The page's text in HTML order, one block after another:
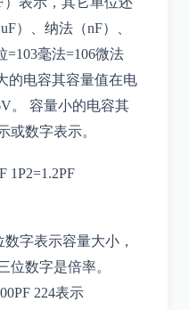
）、纳法（nF）、
=103毫法=106微法
的电容其容量值在电
。 容量小的电容其
或数字表示。
1P2=1.2PF
字表示容量大小，
位数字是倍率。
224表示